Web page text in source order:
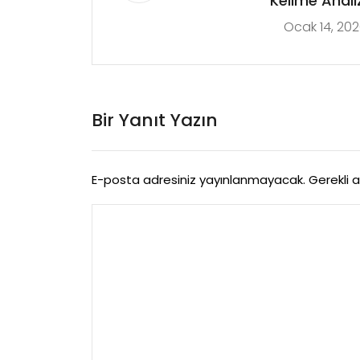
Ocak 14,
Bir Yanıt Yazın
E-posta adresiniz yayınlanmayacak. Gerekli